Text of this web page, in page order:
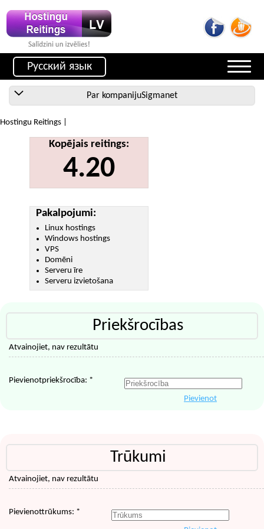
Русский язык
Par kompanijuSigmanet
Hostingu Reitings |
Kopējais reitings:
4.20
Pakalpojumi:
Linux hostings
Windows hostings
VPS
Domēni
Serveru īre
Serveru izvietošana
Priekšrocības
Atvainojiet, nav rezultātu
Pievienotpriekšrocība: *
Pievienot
Trūkumi
Atvainojiet, nav rezultātu
Pievienottrūkums: *